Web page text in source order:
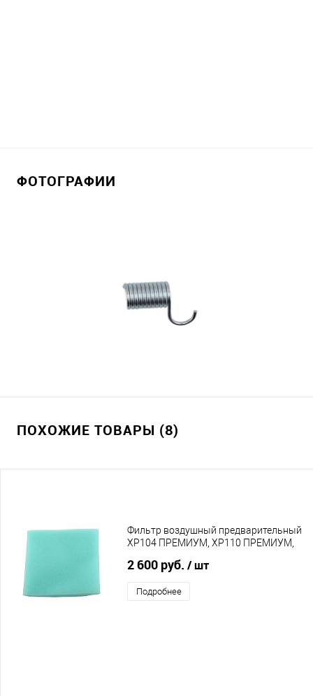
ФОТОГРАФИИ
ПОХОЖИЕ ТОВАРЫ (8)
Фильтр воздушный предварительный
XP104 ПРЕМИУМ, XP110 ПРЕМИУМ,
2 600 руб. / шт
Подробнее